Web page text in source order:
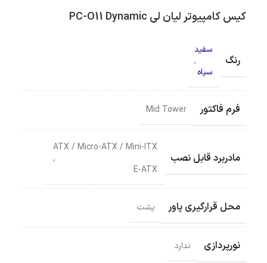
کیس کامپیوتر لیان لی PC-O11 Dynamic
رنگ
سفید
,
سیاه
فرم فاکتور Mid Tower
مادربرد قابل نصب
ATX / Micro-ATX / Mini-ITX
,
E-ATX
محل قرارگیری پاور پشت
نورپردازی ندارد